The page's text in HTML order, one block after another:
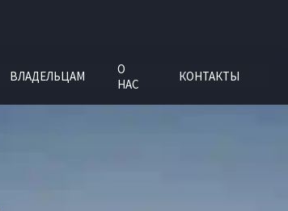
ВЛАДЕЛЬЦАМ
О
НАС
КОНТАКТЫ